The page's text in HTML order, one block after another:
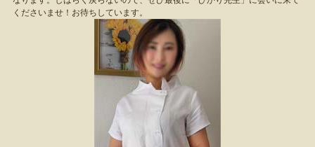
くださいませ！お待ちしています。